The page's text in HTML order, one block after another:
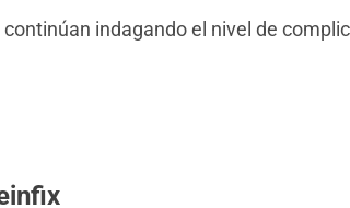
indagando el nivel de